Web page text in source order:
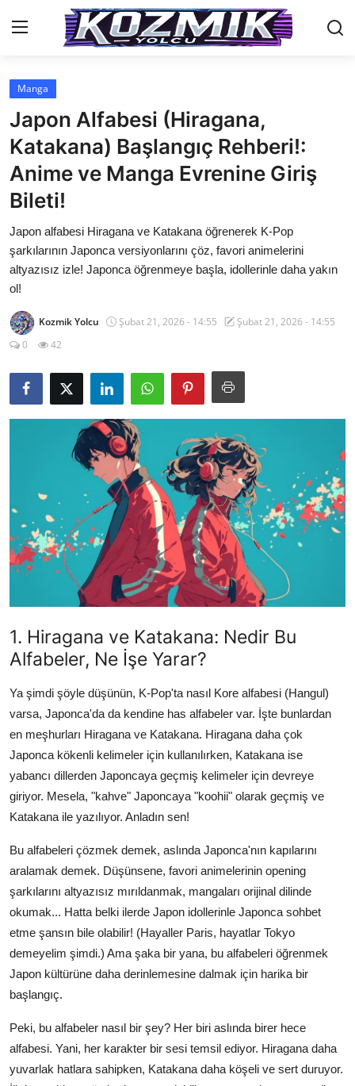
Anasayfa
İletişim
Genel
Anime Önerileri
Kore Dünyası
Anime Karakterleri
Anime
Dizi & Film
Testler
Manga
Japon Alfabesi (Hiragana,
Katakana) Başlangıç Rehberi!:
Anime ve Manga Evrenine Giriş
Bileti!
Japon alfabesi Hiragana ve Katakana öğrenerek K-Pop
şarkılarının Japonca versiyonlarını çöz, favori animelerini
altyazısız izle! Japonca öğrenmeye başla, idollerinle daha yakın
ol!
Kozmik Yolcu Şubat 21, 2026 - 14:55
Şubat 21, 2026 - 14:55
0
42
1. Hiragana ve Katakana: Nedir Bu
Alfabeler, Ne İşe Yarar?
Ya şimdi şöyle düşünün, K-Pop'ta nasıl Kore alfabesi (Hangul)
varsa, Japonca'da da kendine has alfabeler var. İşte bunlardan
en meşhurları Hiragana ve Katakana. Hiragana daha çok
Japonca kökenli kelimeler için kullanılırken, Katakana ise
yabancı dillerden Japoncaya geçmiş kelimeler için devreye
giriyor. Mesela, "kahve" Japoncaya "koohii" olarak geçmiş ve
Katakana ile yazılıyor. Anladın sen!
Bu alfabeleri çözmek demek, aslında Japonca'nın kapılarını
aralamak demek. Düşünsene, favori animelerinin opening
şarkılarını altyazısız mırıldanmak, mangaları orijinal dilinde
okumak... Hatta belki ilerde Japon idollerinle Japonca sohbet
etme şansın bile olabilir! (Hayaller Paris, hayatlar Tokyo
demeyelim şimdi.) Ama şaka bir yana, bu alfabeleri öğrenmek
Japon kültürüne daha derinlemesine dalmak için harika bir
başlangıç.
Peki, bu alfabeler nasıl bir şey? Her biri aslında birer hece
alfabesi. Yani, her karakter bir sesi temsil ediyor. Hiragana daha
yuvarlak hatlara sahipken, Katakana daha köşeli ve sert duruyor.